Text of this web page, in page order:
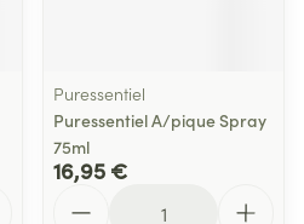
Puressentiel
Puressentiel A/pique Spray
75ml
16,95 €